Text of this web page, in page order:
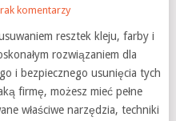
komentarzy
resztek kleju, farby i
rozwiązaniem dla
i bezpiecznego usunięcia tych
firmę, możesz mieć pełne
właściwe narzędzia, techniki